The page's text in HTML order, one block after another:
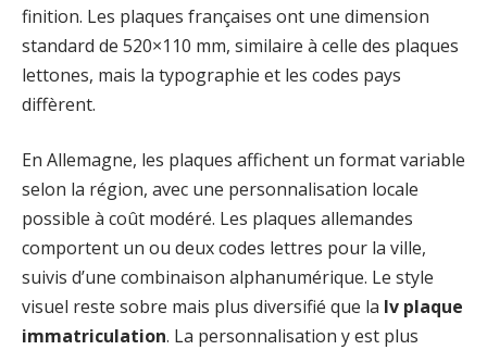
finition. Les plaques françaises ont une dimension
standard de 520×110 mm, similaire à celle des plaques
lettones, mais la typographie et les codes pays
diffèrent.
En Allemagne, les plaques affichent un format variable
selon la région, avec une personnalisation locale
possible à coût modéré. Les plaques allemandes
comportent un ou deux codes lettres pour la ville,
suivis d’une combinaison alphanumérique. Le style
visuel reste sobre mais plus diversifié que la lv plaque
immatriculation. La personnalisation y est plus